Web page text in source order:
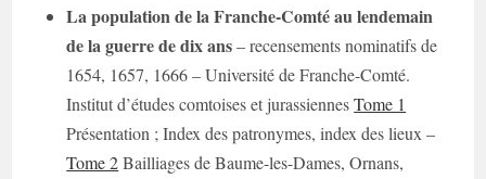
La population de la Franche-Comté au lendemain
de la guerre de dix ans– recensements nominatifs de
1654, 1657, 1666 – Université de Franche-Comté.
Institut d’études comtoises et jurassiennesTome 1
Présentation ; Index des patronymes, index des lieux –
Tome 2Bailliages de Baume-les-Dames, Ornans,